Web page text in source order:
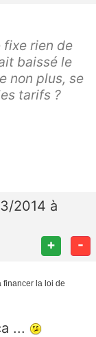
fixe rien de
baissé le
non plus, se
tarifs ?
2014 à
+ -
financer la loi de
...